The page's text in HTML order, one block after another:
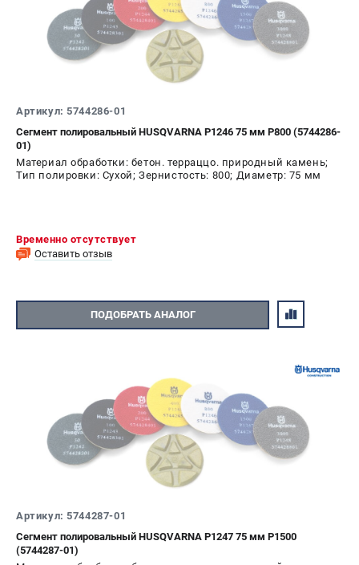
Артикул: 5744286-01
Сегмент полировальный HUSQVARNA P1246 75 мм P800 (5744286-
01)
Материал обработки: бетон. терраццо. природный камень;
Тип полировки: Сухой; Зернистость: 800; Диаметр: 75 мм
Временно отсутствует
Оставить отзыв
ПОДОБРАТЬ АНАЛОГ
Артикул: 5744287-01
Сегмент полировальный HUSQVARNA P1247 75 мм P1500
(5744287-01)